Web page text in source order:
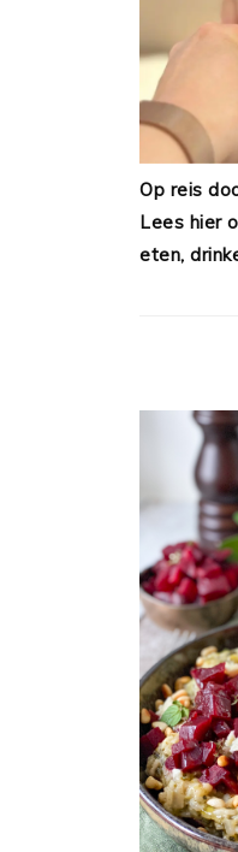
Op reis
Lees hier
eten,